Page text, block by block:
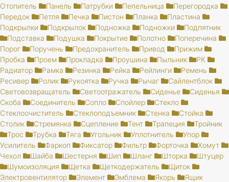
Отопитель
Панель Патрубки Пепельница
Перегородка
Передок
Петля Печка Пистон Планка
Пластина
Подкрылки
Подкрылок Подножка Подножки
Подпятник
Подставка
Подушка Покрытие Полотно
Поперечина
Порог
Поручень Предохранитель Привод
Прижим
Пробка
Проем Прокладка Проушина Пыльник
РК
Радиатор
Рамка Резинка Рейка Рейлинги
Ремень
Ресивер
Ролик Рукоятка Ручка Рычаг
Сайлентблок
Световозвращатель
Светоотражатель Сиденье
Сиденья
Скоба
Соединитель Сопло Спойлер
Стекло
Стеклоочиститель
Стеклоподъемник Стенка
Стойка
Столик
Стремянка Сцепление Тент Трапеция
Тройник
Трос
Трубка Тяга Угольник Уплотнитель
Упор
Усилитель
Фаркоп Фиксатор Фильтр Форточка
Хомут
Чехол
Шайба Шестерня Шип Шланг Шторка
Штуцер
Шумоизоляция
Щетка Щеткодержатель
Щиток
Электровентилятор
Элемент Эмблема Якорь Ящик